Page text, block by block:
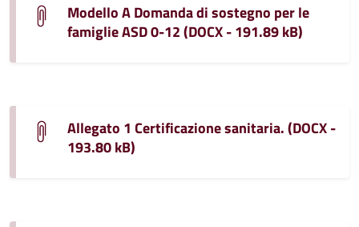
Modello A Domanda di sostegno per le
famiglie ASD 0-12 (DOCX - 191.89 kB)
Allegato 1 Certificazione sanitaria. (DOCX -
193.80 kB)